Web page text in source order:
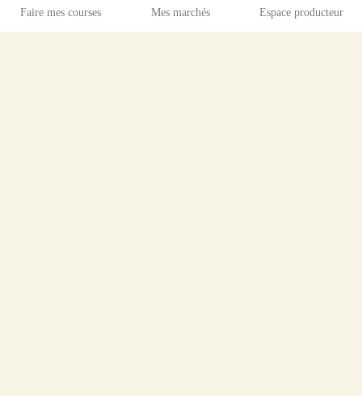
Faire mes courses Mes marchés Espace producteur